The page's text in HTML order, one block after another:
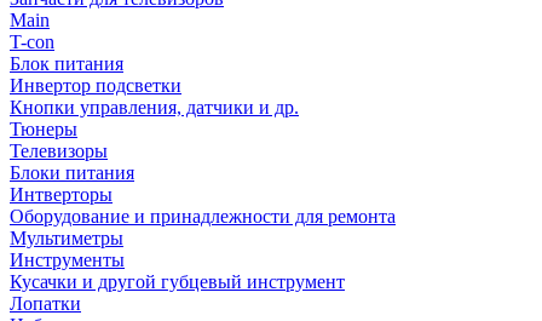
Main
T-con
Блок питания
Инвертор подсветки
Кнопки управления, датчики и др.
Тюнеры
Телевизоры
Блоки питания
Интверторы
Оборудование и принадлежности для ремонта
Мультиметры
Инструменты
Кусачки и другой губцевый инструмент
Лопатки